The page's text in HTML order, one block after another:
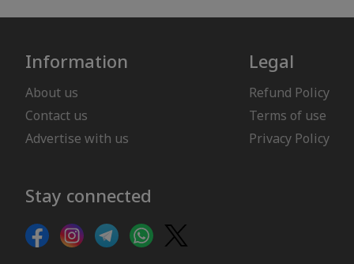
Information
About us
Contact us
Advertise with us
Legal
Refund Policy
Terms of use
Privacy Policy
Stay connected